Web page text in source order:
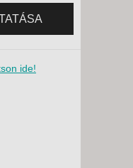
ide!